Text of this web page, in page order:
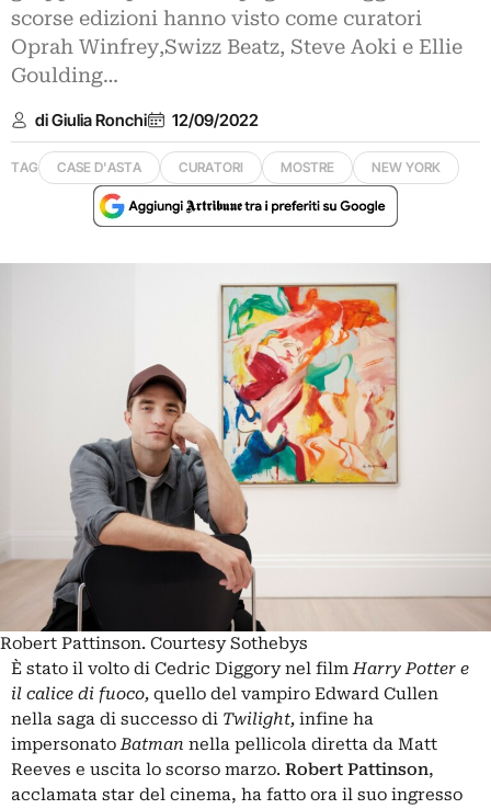
scorse edizioni hanno visto come curatori
Oprah Winfrey,Swizz Beatz, Steve Aoki e Ellie
Goulding…
di Giulia Ronchi 12/09/2022
TAG CASE D'ASTA CURATORI MOSTRE NEW YORK
Robert Pattinson. Courtesy Sothebys
È stato il volto di Cedric Diggory nel filmHarry Potter e
il calice di fuoco, quello del vampiro Edward Cullen
nella saga di successo di Twilight, infine ha
impersonatoBatman nella pellicola diretta da Matt
Reeves e uscita lo scorso marzo. Robert Pattinson,
acclamata star del cinema, ha fatto ora il suo ingresso